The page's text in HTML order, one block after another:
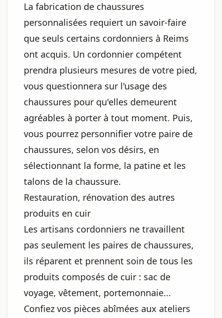
La fabrication de chaussures
personnalisées requiert un savoir-faire
que seuls certains cordonniers à Reims
ont acquis. Un cordonnier compétent
prendra plusieurs mesures de votre pied,
vous questionnera sur l'usage des
chaussures pour qu'elles demeurent
agréables à porter à tout moment. Puis,
vous pourrez personnifier votre paire de
chaussures, selon vos désirs, en
sélectionnant la forme, la patine et les
talons de la chaussure.
Restauration, rénovation des autres
produits en cuir
Les artisans cordonniers ne travaillent
pas seulement les paires de chaussures,
ils réparent et prennent soin de tous les
produits composés de cuir : sac de
voyage, vêtement, portemonnaie...
Confiez vos pièces abîmées aux ateliers